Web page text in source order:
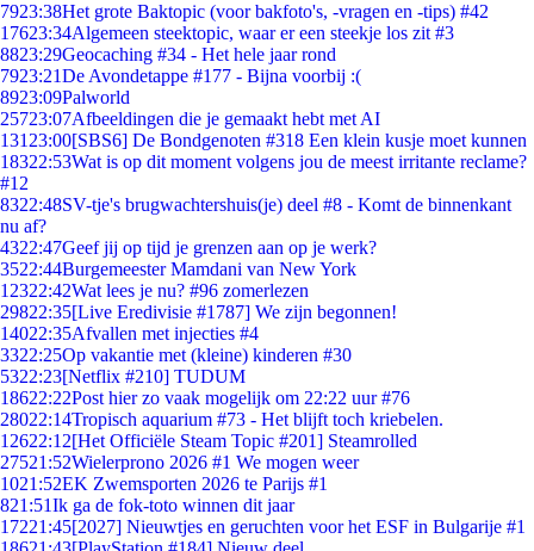
7923:38Het grote Baktopic (voor bakfoto's, -vragen en -tips) #42
17623:34Algemeen steektopic, waar er een steekje los zit #3
8823:29Geocaching #34 - Het hele jaar rond
7923:21De Avondetappe #177 - Bijna voorbij :(
8923:09Palworld
25723:07Afbeeldingen die je gemaakt hebt met AI
131 23:00[SBS6] De Bondgenoten #318 Een klein kusje moet kunnen
18322:53Wat is op dit moment volgens jou de meest irritante reclame?
#12
8322:48SV-tje's brugwachtershuis(je) deel #8 - Komt de binnenkant
nu af?
4322:47Geef jij op tijd je grenzen aan op je werk?
3522:44Burgemeester Mamdani van New York
12322:42Wat lees je nu? #96 zomerlezen
29822:35[Live Eredivisie #1787] We zijn begonnen!
14022:35Afvallen met injecties #4
3322:25Op vakantie met (kleine) kinderen #30
5322:23[Netflix #210] TUDUM
18622:22Post hier zo vaak mogelijk om 22:22 uur #76
28022:14Tropisch aquarium #73 - Het blijft toch kriebelen.
12622:12[Het Officiële Steam Topic #201] Steamrolled
27521:52Wielerprono 2026 #1 We mogen weer
1021:52EK Zwemsporten 2026 te Parijs #1
821:51Ik ga de fok-toto winnen dit jaar
17221:45[2027] Nieuwtjes en geruchten voor het ESF in Bulgarije #1